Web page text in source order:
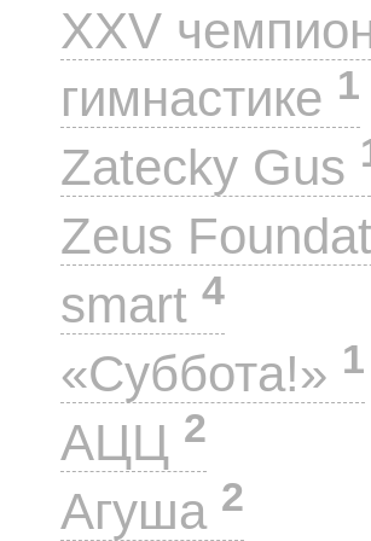
XXV
гимнастике 1
Zatecky Gus
Zeus
smart 4
«Суббота!» 1
АЦЦ 2
Агуша 2